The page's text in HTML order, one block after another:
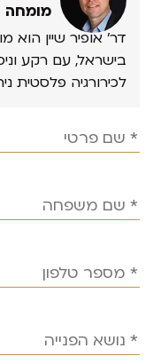
מומחה
דר’ אופיר שיין
בישראל, עם רקע
לכירורגיה פלסטית